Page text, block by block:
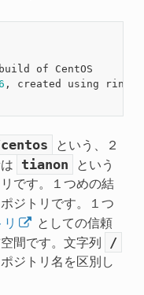
build of
, created using
という、２
tianon
という
です。１つめの結
ジトリです。１つ
としての信頼
間です。文字列
/
ジトリ名を区別し